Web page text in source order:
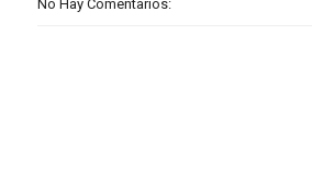
No Hay Comentarios: